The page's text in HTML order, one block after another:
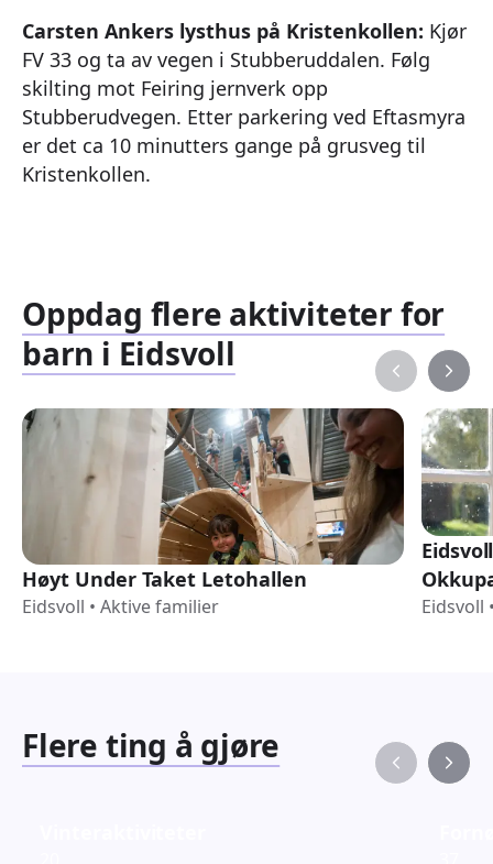
Carsten Ankers lysthus på Kristenkollen: Kjør
FV 33 og ta av vegen i Stubberuddalen. Følg
skilting mot Feiring jernverk opp
Stubberudvegen. Etter parkering ved Eftasmyra
er det ca 10 minutters gange på grusveg til
Kristenkollen.
Oppdag flere aktiviteter for
barn i Eidsvoll
Høyt Under Taket Letohallen
Eidsvoll • Aktive familier Eidsvoll
Flere ting å gjøre